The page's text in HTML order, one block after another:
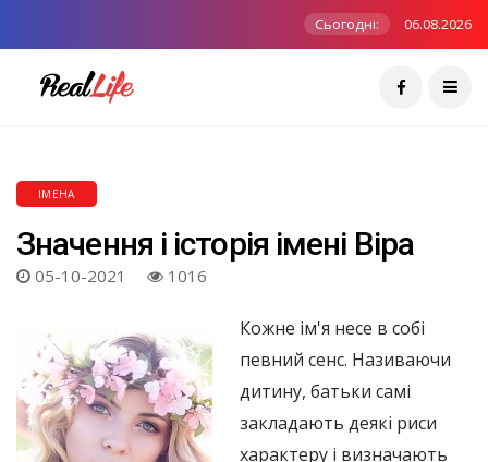
Сьогодні: 06.08.2026
ІМЕНА
Значення і історія імені Віра
05-10-2021 1016
Кожне ім'я несе в собі
певний сенс. Називаючи
дитину, батьки самі
закладають деякі риси
характеру і визначають